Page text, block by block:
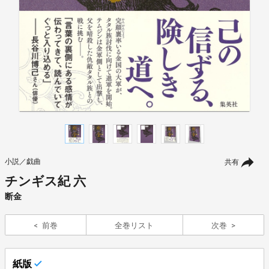
共有
小説／戯曲
チンギス紀 六
断金
前巻 全巻リスト 次巻
紙版